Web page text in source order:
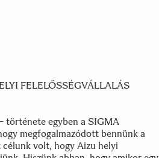
FELELŐSSÉGVÁLLALÁS
története egyben a SIGMA
megfogalmazódott bennünk a
volt, hogy Aizu helyi